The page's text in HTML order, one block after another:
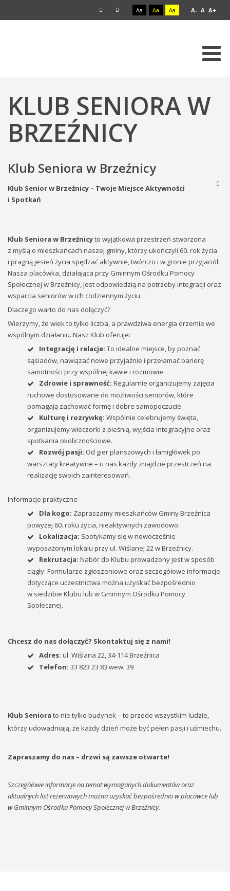
Aa Aa Aa A- A A+
KLUB SENIORA W
BRZEŹNICY
Klub Seniora w Brzeźnicy
Klub Senior w Brzeźnicy – Twoje Miejsce Aktywności
i Spotkań
Klub Seniora w Brzeźnicyto wyjątkowa przestrzeń stworzona
z myślą o mieszkańcach naszej gminy, którzy ukończyli 60. rok życia
i pragną jesień życia spędzać aktywnie, twórczo i w gronie przyjaciół.
Nasza placówka, działająca przy Gminnym Ośrodku Pomocy
Społecznej w Brzeźnicy, jest odpowiedzią na potrzeby integracji oraz
wsparcia seniorów w ich codziennym życiu.
Dlaczego warto do nas dołączyć?
Wierzymy, że wiek to tylko liczba, a prawdziwa energia drzemie we
wspólnym działaniu. Nasz Klub oferuje:
Integrację i relacje: To idealne miejsce, by poznać
sąsiadów, nawiązać nowe przyjaźnie i przełamać barierę
samotności przy wspólnej kawie i rozmowie.
Zdrowie i sprawność:Regularnie organizujemy zajęcia
ruchowe dostosowane do możliwości seniorów, które
pomagają zachować formę i dobre samopoczucie.
Kulturę i rozrywkę: Wspólnie celebrujemy święta,
organizujemy wieczorki z pieśnią, wyjścia integracyjne oraz
spotkania okolicznościowe.
Rozwój pasji: Od gier planszowych i łamigłówek po
warsztaty kreatywne – u nas każdy znajdzie przestrzeń na
realizację swoich zainteresowań.
Informacje praktyczne
Dla kogo: Zapraszamy mieszkańców Gminy Brzeźnica
powyżej 60. roku życia, nieaktywnych zawodowo.
Lokalizacja: Spotykamy się w nowocześnie
wyposażonym lokalu przy ul. Wiślanej 22 w Brzeźnicy.
Rekrutacja: Nabór do Klubu prowadzony jest w sposób
ciągły. Formularze zgłoszeniowe oraz szczegółowe informacje
dotyczące uczestnictwa można uzyskać bezpośrednio
w siedzibie Klubu lub w Gminnym Ośrodku Pomocy
Społecznej.
Chcesz do nas dołączyć? Skontaktuj się z nami!
Adres:ul. Wiślana 22, 34-114 Brzeźnica
Telefon:33 823 23 83 wew. 39
Klub Seniora to nie tylko budynek – to przede wszystkim ludzie,
którzy udowadniają, że każdy dzień może być pełen pasji i uśmiechu.
Zapraszamy do nas – drzwi są zawsze otwarte!
Szczegółowe informacje na temat wymaganych dokumentów oraz
aktualnych list rezerwowych można uzyskać bezpośrednio w placówce lub
w Gminnym Ośrodku Pomocy Społecznej w Brzeźnicy.